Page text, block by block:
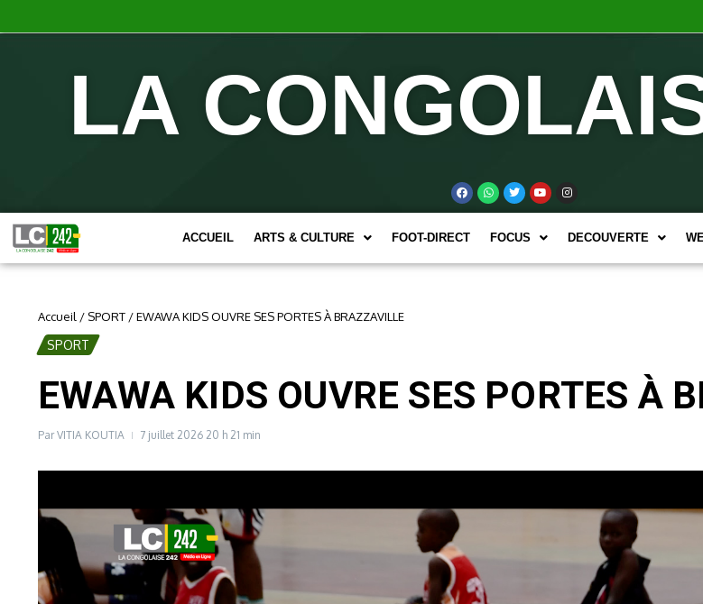
LA
ACCUEIL ARTS & CULTURE FOOT-DIRECT FOCUS DECOUVERTE
Accueil / SPORT /EWAWA KIDS OUVRE SES PORTES À BRAZZAVILLE
SPORT
EWAWA KIDS OUVRE SES PORTES À
ParVITIA KOUTIA 7 juillet 2026 20 h 21 min